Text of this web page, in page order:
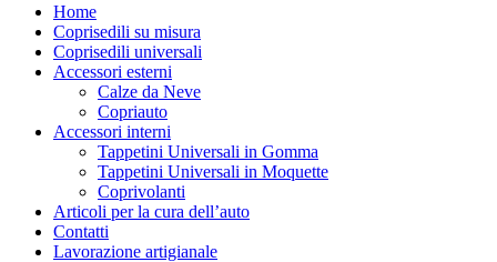
Home
Coprisedili su misura
Coprisedili universali
Accessori esterni
Calze da Neve
Copriauto
Accessori interni
Tappetini Universali in Gomma
Tappetini Universali in Moquette
Coprivolanti
Articoli per la cura dell’auto
Contatti
Lavorazione artigianale